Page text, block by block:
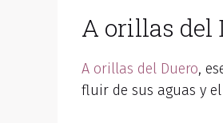
A orillas del
A orillas del Duero,
fluir de sus aguas y